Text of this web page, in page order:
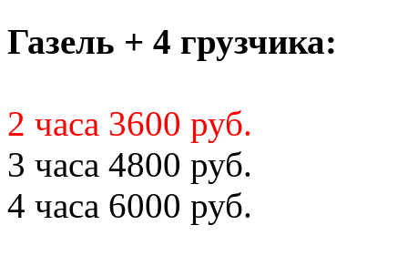
Газель + 4 грузчика:
2 часа 3600 руб.
3 часа 4800 руб.
4 часа 6000 руб.